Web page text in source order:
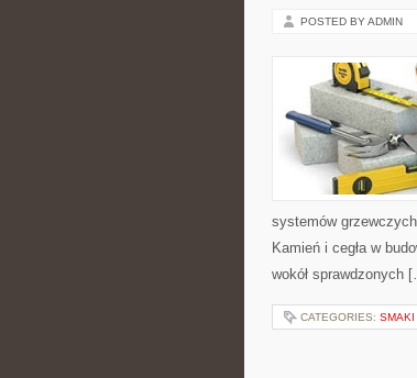
POSTED BY ADMIN
systemów
Kamień i cegła w
wokół sprawdzonych
CATEGORIES: SMAKI